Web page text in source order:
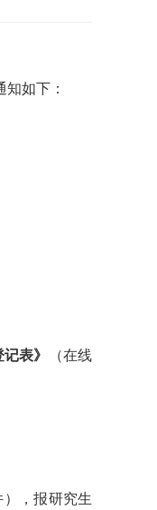
如下：
表》
（在线
），报研究生